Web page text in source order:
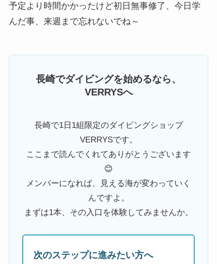
予定より時間かかったけど初日無事修了、今日学
んだ事、来週まで忘れないでね～
長崎でダイビングを始めるなら、
VERRYSへ
長崎で1日1組限定のダイビングショップ
VERRYSです。
ここまで読んでくれてありがとうございます
😊
メンバーになれば、見える海が変わっていく
んですよ。
まずは1本、その入口を体験してみませんか。
次のステップに進みたい方へ